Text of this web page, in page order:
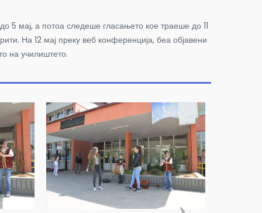
5 мај, а потоа следеше гласањето кое траеше до 11
На 12 мај преку веб конференција, беа објавени
на училиштето.